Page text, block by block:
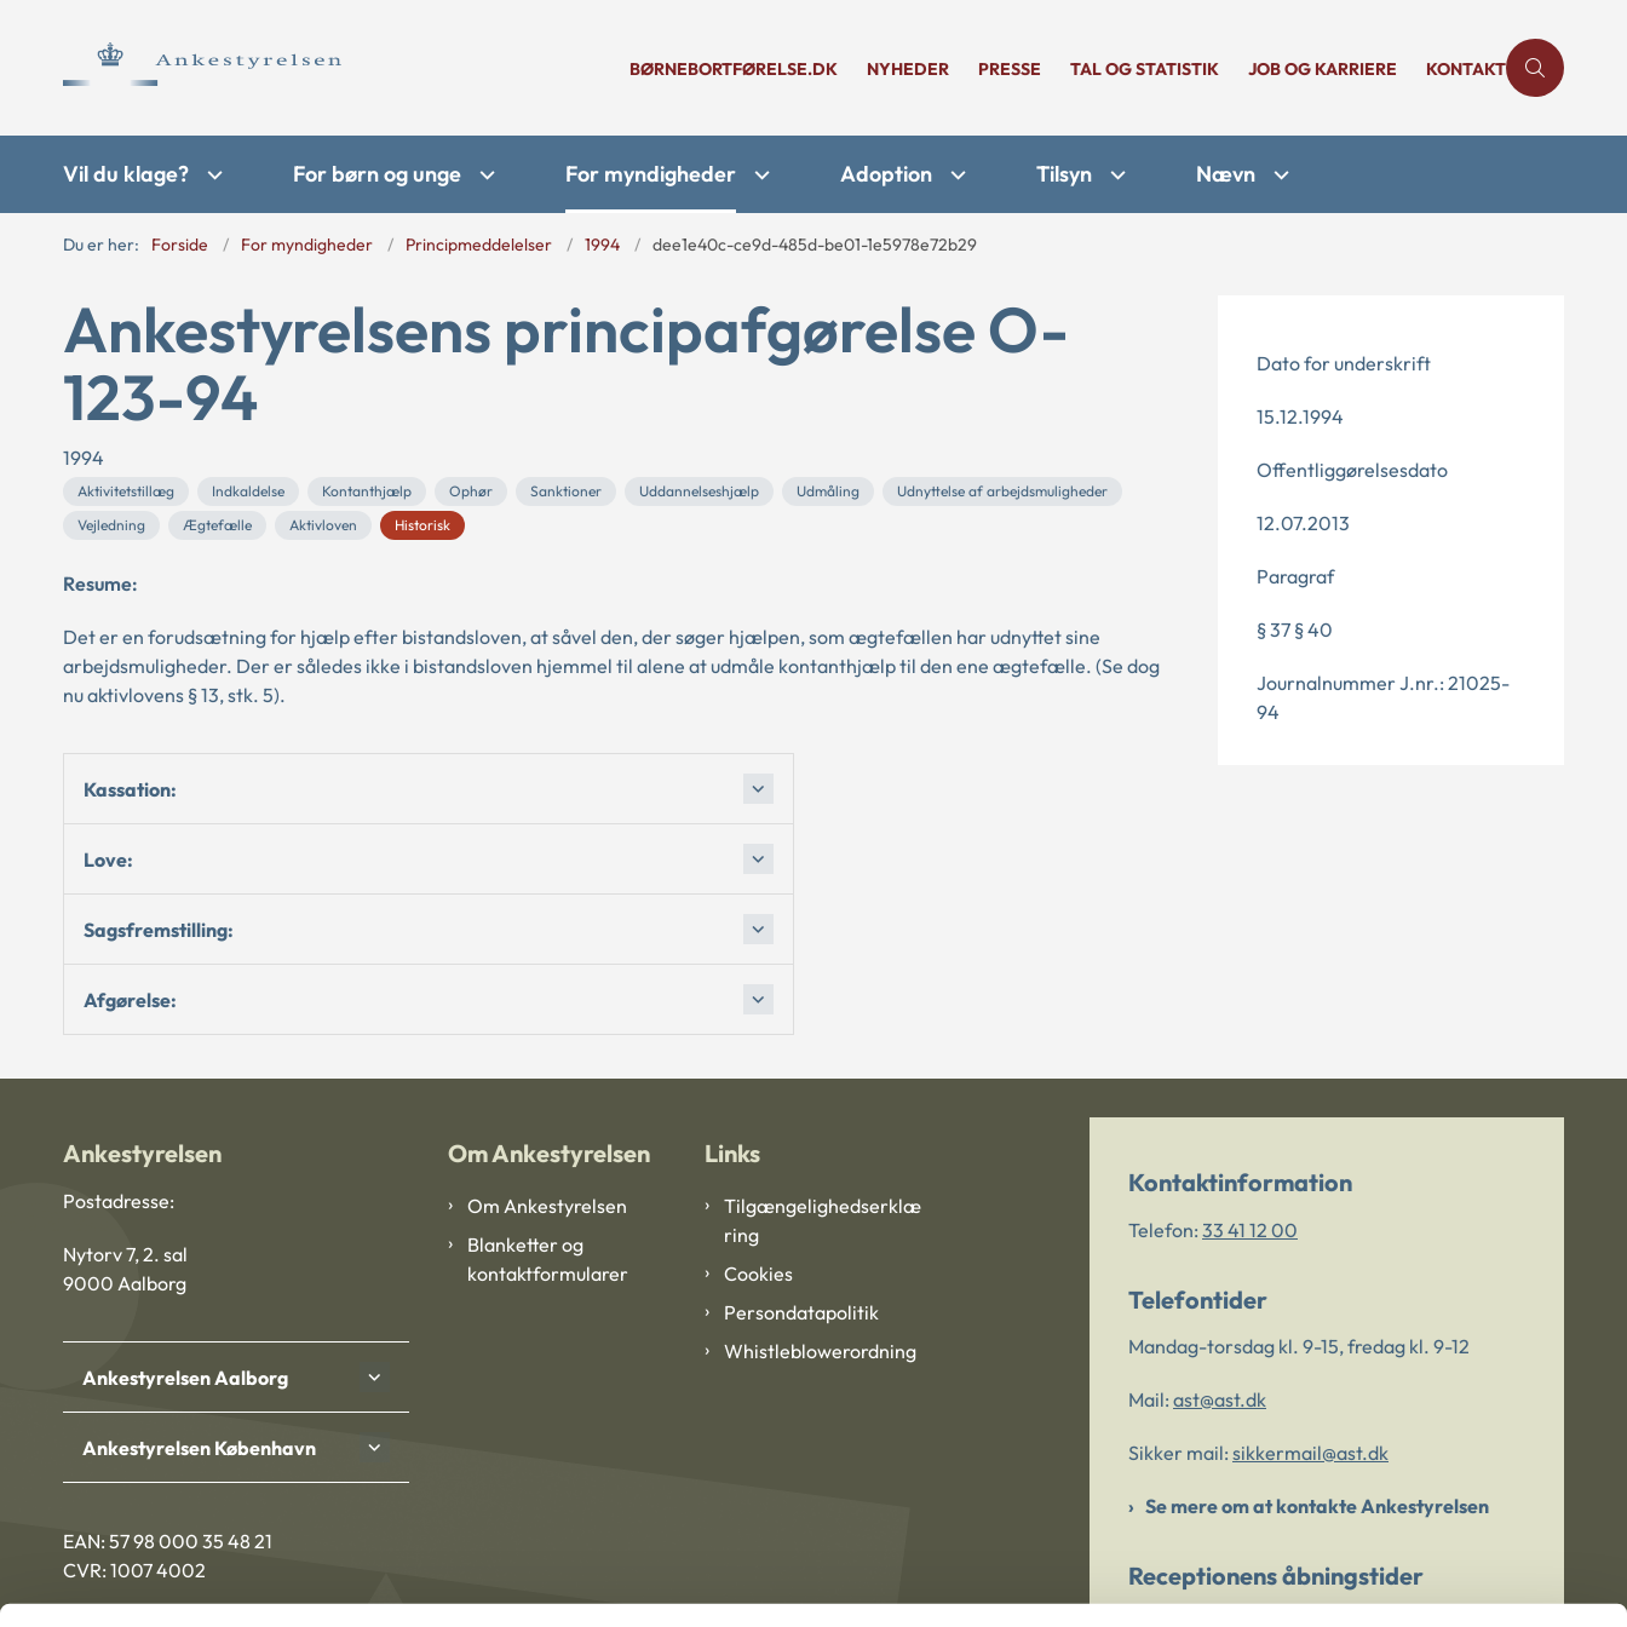
BØRNEBORTFØRELSE.DK NYHEDER PRESSE TAL OG STATISTIK JOB OG KARRIERE KONTAKT
Vil du klage? For børn og unge For myndigheder Adoption Tilsyn Nævn
Du er her: Forside For myndigheder Principmeddelelser 1994 dee1e40c-ce9d-485d-be01-1e5978e72b29
Ankestyrelsens principafgørelse O-
123-94
1994
Aktivitetstillæg Indkaldelse Kontanthjælp Ophør Sanktioner Uddannelseshjælp Udmåling
Udnyttelse af arbejdsmuligheder
Vejledning
Ægtefælle Aktivloven Historisk
Resume:
Det er en forudsætning for hjælp efter bistandsloven, at såvel den, der søger hjælpen, som ægtefællen har udnyttet sine
arbejdsmuligheder. Der er således ikke i bistandsloven hjemmel til alene at udmåle kontanthjælp til den ene ægtefælle. (Se dog
nu aktivlovens § 13, stk. 5).
Kassation:
Love:
Sagsfremstilling:
Afgørelse:
Dato for underskrift
15.12.1994
Offentliggørelsesdato
12.07.2013
Paragraf
§ 37 § 40
Journalnummer J.nr.: 21025-
94
Ankestyrelsen
Postadresse:
Nytorv 7, 2. sal
9000 Aalborg
Ankestyrelsen Aalborg
Ankestyrelsen København
EAN: 57 98 000 35 48 21
CVR: 1007 4002
Om Ankestyrelsen
Om Ankestyrelsen
Blanketter og
kontaktformularer
Links
Tilgængelighedserklæ
ring
Cookies
Persondatapolitik
Whistleblowerordning
Kontaktinformation
Telefon: 33 41 12 00
Telefontider
Mandag-torsdag kl. 9-15, fredag kl. 9-12
Mail: ast@ast.dk
Sikker mail: sikkermail@ast.dk
Se mere om at kontakte Ankestyrelsen
Receptionens åbningstider